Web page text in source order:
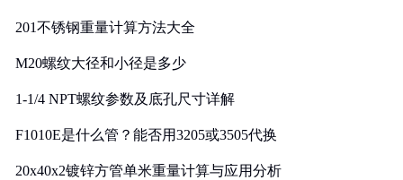
201不锈钢重量计算方法大全
M20螺纹大径和小径是多少
1-1/4 NPT螺纹参数及底孔尺寸详解
F1010E是什么管？能否用3205或3505代换
20x40x2镀锌方管单米重量计算与应用分析